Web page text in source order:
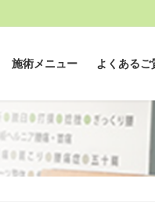
施術メニュー よくあるご